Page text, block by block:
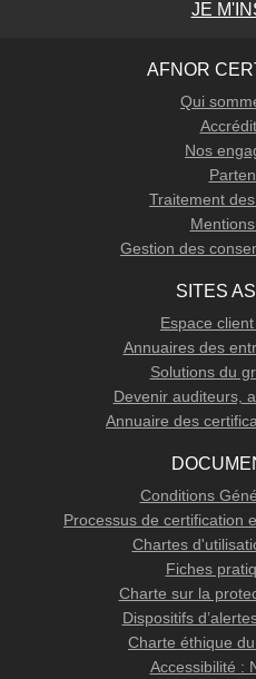
JE
AFNOR
Qui
Nos
Traitement
Gestion des
SITES
Espace
Annuaires des
Solutions du
Devenir auditeurs,
Annuaire des
Conditions
Processus de certification
Chartes
Fiches
Charte sur la
Dispositifs
Charte éthique
Accessibilité :